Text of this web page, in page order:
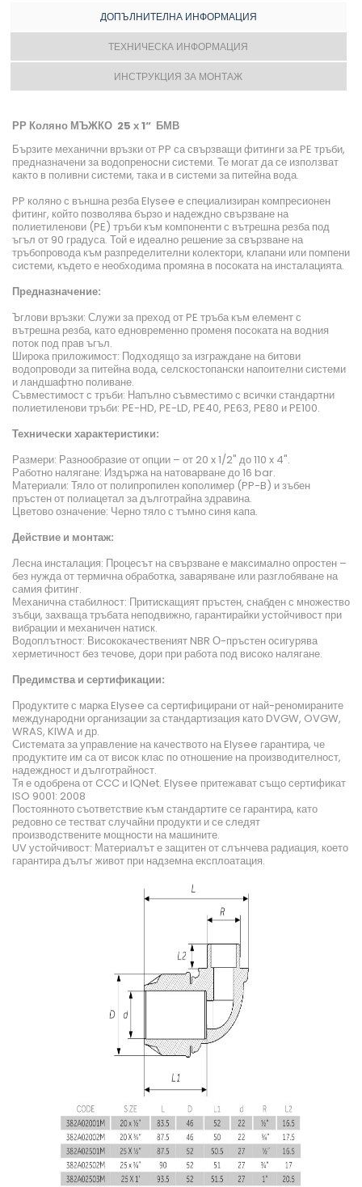
ДОПЪЛНИТЕЛНА ИНФОРМАЦИЯ
ТЕХНИЧЕСКА ИНФОРМАЦИЯ
ИНСТРУКЦИЯ ЗА МОНТАЖ
РР Коляно МЪЖКО 25 х 1“ БМВ
Бързите механични връзки от PP са свързващи фитинги за PE тръби,
предназначени за водопреносни системи. Те могат да се използват
както в поливни системи, така и в системи за питейна вода.
PP коляно с външна резба Elysee е специализиран компресионен
фитинг, който позволява бързо и надеждно свързване на
полиетиленови (PE) тръби към компоненти с вътрешна резба под
ъгъл от 90 градуса. Той е идеално решение за свързване на
тръбопровода към разпределителни колектори, клапани или помпени
системи, където е необходима промяна в посоката на инсталацията.
Предназначение:
Ъглови връзки: Служи за преход от PE тръба към елемент с
вътрешна резба, като едновременно променя посоката на водния
поток под прав ъгъл.
Широка приложимост: Подходящо за изграждане на битови
водопроводи за питейна вода, селскостопански напоителни системи
и ландшафтно поливане.
Съвместимост с тръби: Напълно съвместимо с всички стандартни
полиетиленови тръби: PE-HD, PE-LD, PE40, PE63, PE80 и PE100.
Технически характеристики:
Размери: Разнообразие от опции – от 20 x 1/2" до 110 x 4".
Работно налягане: Издържа на натоварване до 16 bar.
Материали: Тяло от полипропилен кополимер (PP-B) и зъбен
пръстен от полиацетал за дълготрайна здравина.
Цветово означение: Черно тяло с тъмно синя капа.
Действие и монтаж:
Лесна инсталация: Процесът на свързване е максимално опростен –
без нужда от термична обработка, заваряване или разглобяване на
самия фитинг.
Механична стабилност: Притискащият пръстен, снабден с множество
зъбци, захваща тръбата неподвижно, гарантирайки устойчивост при
вибрации и механичен натиск.
Водоплътност: Висококачественият NBR О-пръстен осигурява
херметичност без течове, дори при работа под високо налягане.
Предимства и сертификации:
Продуктите с марка Elysee са сертифицирани от най-реномираните
международни организации за стандартизация като DVGW, OVGW,
WRAS, KIWA и др.
Системата за управление на качеството на Elysee гарантира, че
продуктите им са от висок клас по отношение на производителност,
надеждност и дълготрайност.
Тя е одобрена от CCC и IQNet. Elysee притежават също сертификат
ISO 9001: 2008
Постоянното съответствие към стандартите се гарантира, като
редовно се тестват случайни продукти и се следят
производствените мощности на машините.
UV устойчивост: Материалът е защитен от слънчева радиация, което
гарантира дълъг живот при надземна експлоатация.